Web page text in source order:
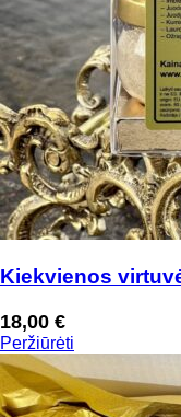
Kiekvienos
18,00 €
Peržiūrėti